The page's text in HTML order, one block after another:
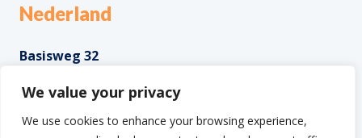
We value your privacy
We use cookies to enhance your browsing experience,
Nederland
Basisweg 32
+31 85 0285 085